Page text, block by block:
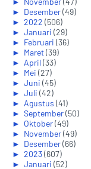
► Desember(49)
► 2022 (506)
► Januari (29)
► Februari (36)
► Maret(39)
► April(33)
► Mei (27)
► Juni (45)
► Juli (42)
► Agustus (41)
► September(50)
► Oktober(49)
► November(49)
► Desember(66)
► 2023(607)
► Januari (52)